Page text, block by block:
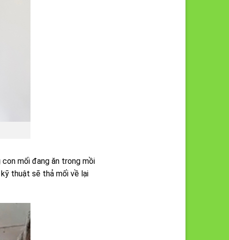
mối đang ăn trong mồi
thuật sẽ thả mối về lại